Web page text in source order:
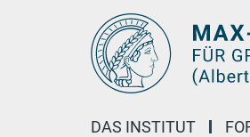
DAS INSTITUT